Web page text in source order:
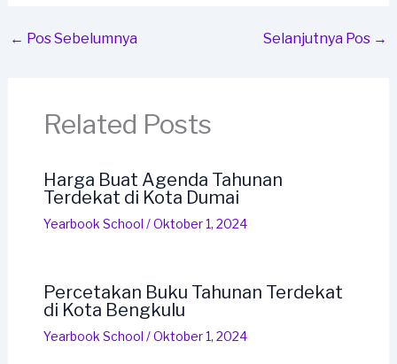
← Pos Sebelumnya Selanjutnya Pos →
Related Posts
Harga Buat Agenda Tahunan
Terdekat di Kota Dumai
Yearbook School /Oktober 1, 2024
Percetakan Buku Tahunan Terdekat
di Kota Bengkulu
Yearbook School /Oktober 1, 2024